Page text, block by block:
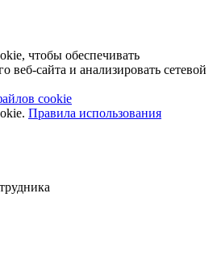
чтобы обеспечивать
веб-сайта и анализировать сетевой
cookie
Правила использования